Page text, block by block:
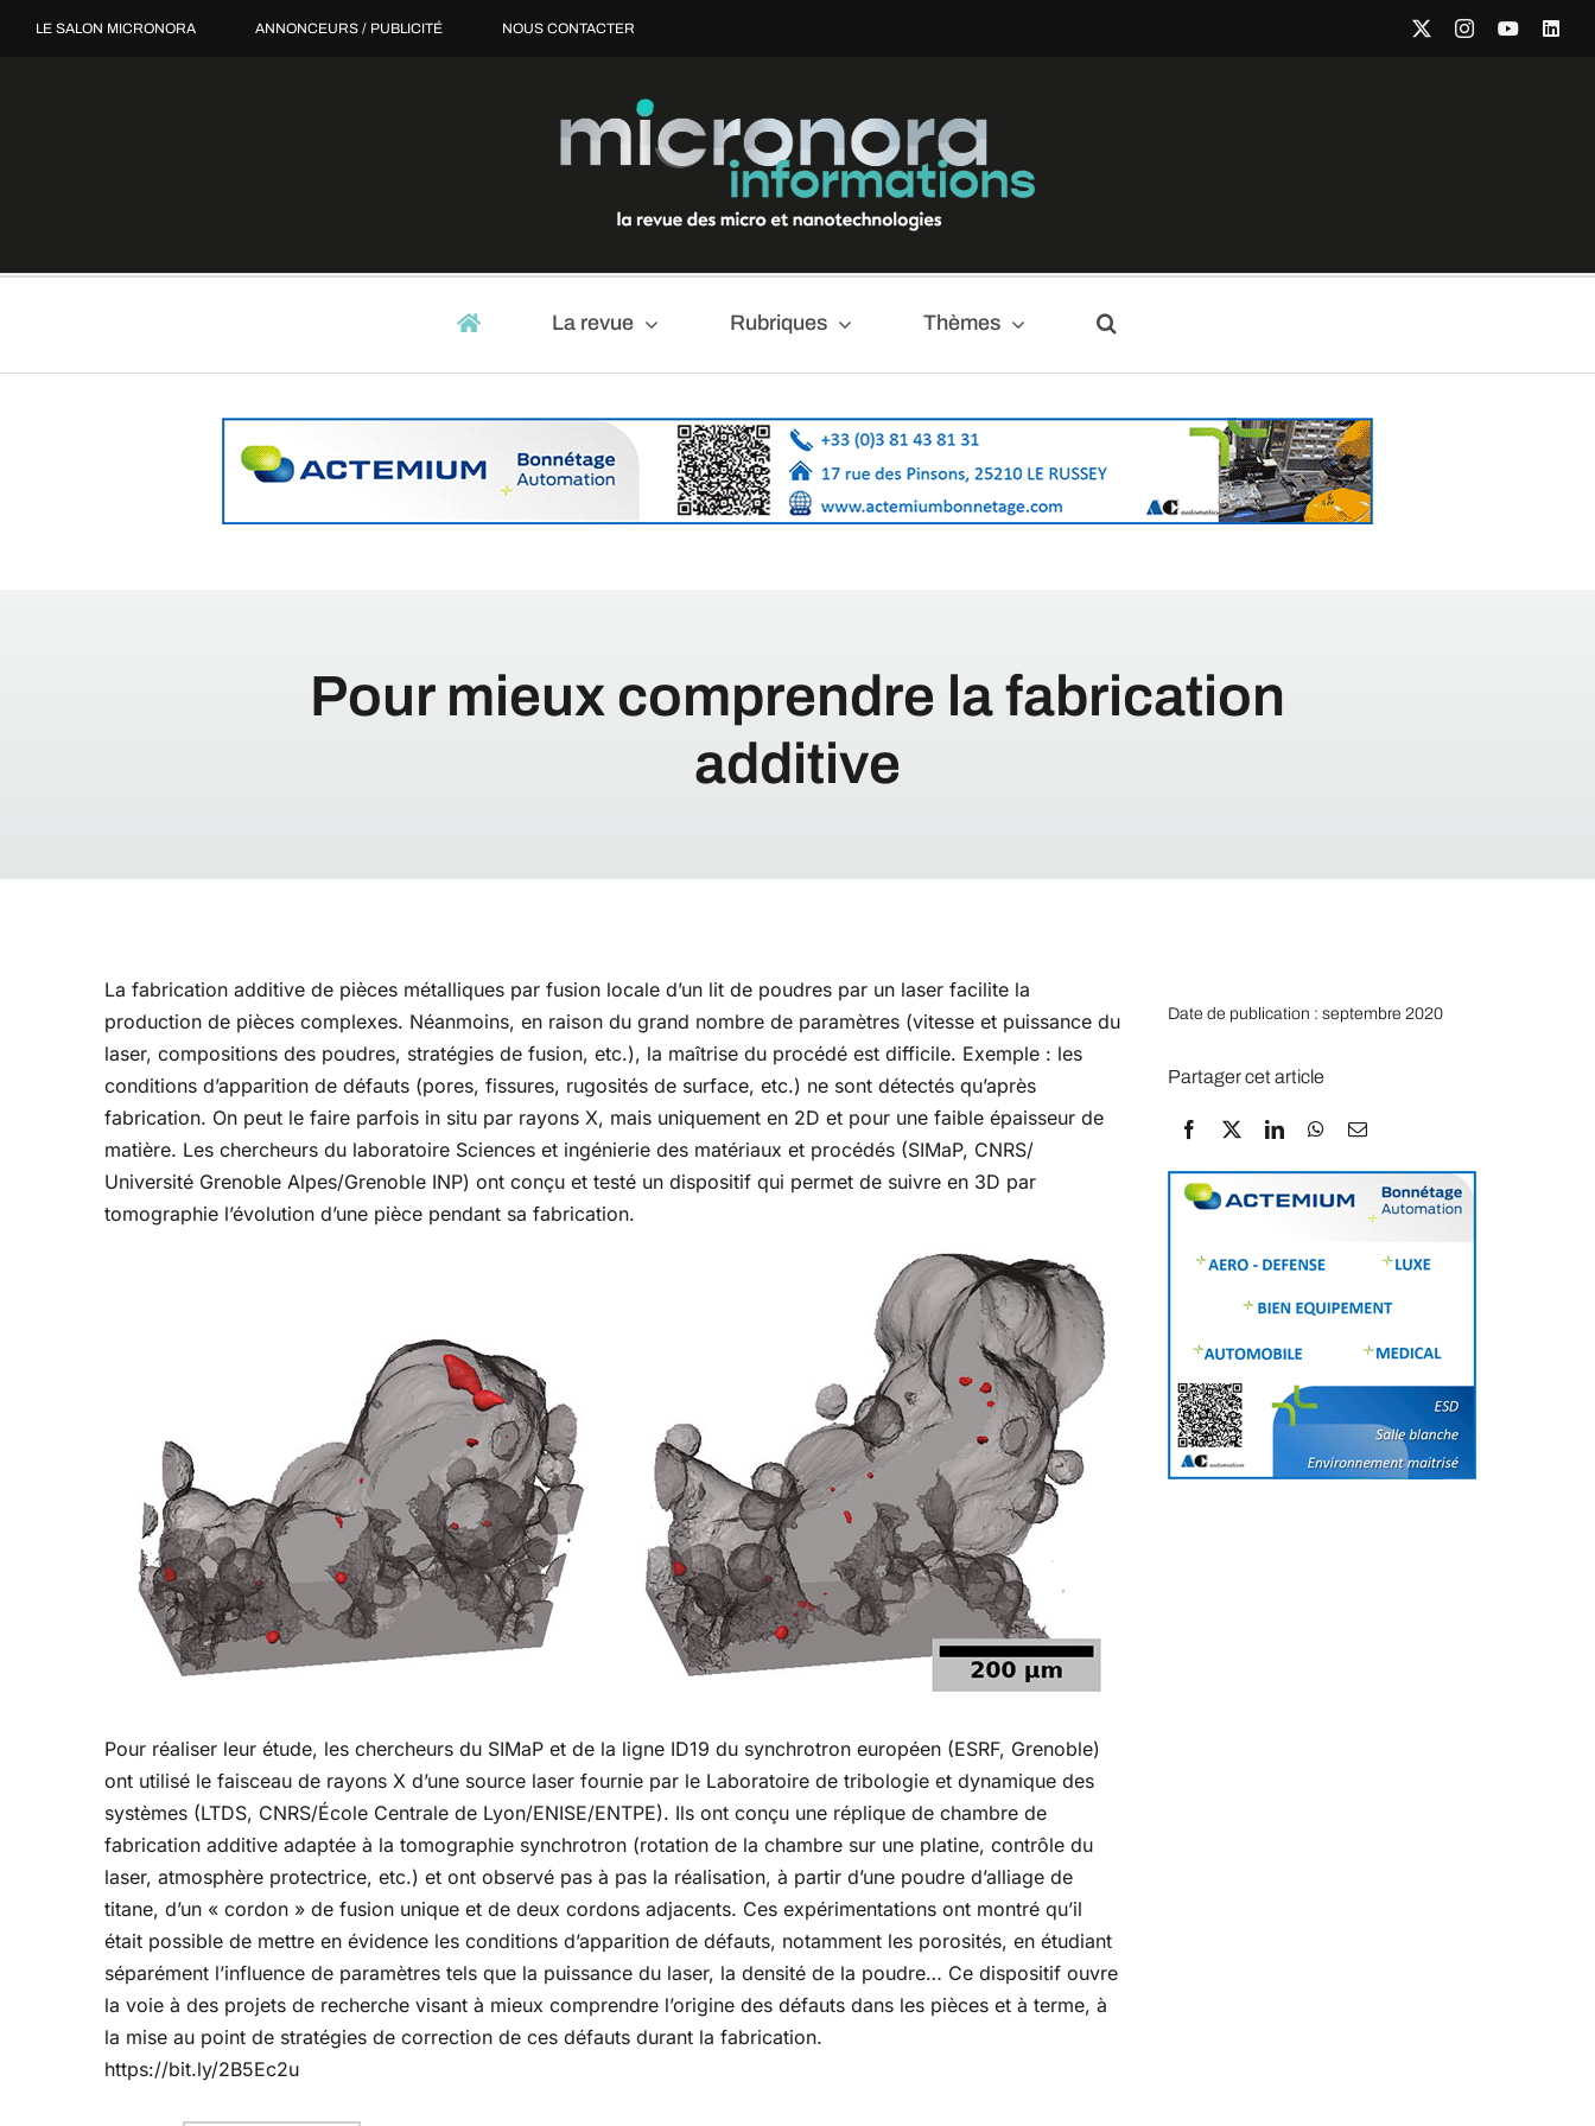
LE SALON MICRONORA ANNONCEURS / PUBLICITÉ NOUS CONTACTER
La revue Rubriques Thèmes
Pour mieux comprendre la fabrication
additive
La fabrication additive de pièces métalliques par fusion locale d’un lit de poudres par un laser facilite la
production de pièces complexes. Néanmoins, en raison du grand nombre de paramètres (vitesse et puissance du
laser, compositions des poudres, stratégies de fusion, etc.), la maîtrise du procédé est difficile. Exemple : les
conditions d’apparition de défauts (pores, fissures, rugosités de surface, etc.) ne sont détectés qu’après
fabrication. On peut le faire parfois in situ par rayons X, mais uniquement en 2D et pour une faible épaisseur de
matière. Les chercheurs du laboratoire Sciences et ingénierie des matériaux et procédés (SIMaP, CNRS/
Université Grenoble Alpes/Grenoble INP) ont conçu et testé un dispositif qui permet de suivre en 3D par
tomographie l’évolution d’une pièce pendant sa fabrication.
Pour réaliser leur étude, les chercheurs du SIMaP et de la ligne ID19 du synchrotron européen (ESRF, Grenoble)
ont utilisé le faisceau de rayons X d’une source laser fournie par le Laboratoire de tribologie et dynamique des
systèmes (LTDS, CNRS/École Centrale de Lyon/ENISE/ENTPE). Ils ont conçu une réplique de chambre de
fabrication additive adaptée à la tomographie synchrotron (rotation de la chambre sur une platine, contrôle du
laser, atmosphère protectrice, etc.) et ont observé pas à pas la réalisation, à partir d’une poudre d’alliage de
titane, d’un « cordon » de fusion unique et de deux cordons adjacents. Ces expérimentations ont montré qu’il
était possible de mettre en évidence les conditions d’apparition de défauts, notamment les porosités, en étudiant
séparément l’influence de paramètres tels que la puissance du laser, la densité de la poudre… Ce dispositif ouvre
la voie à des projets de recherche visant à mieux comprendre l’origine des défauts dans les pièces et à terme, à
la mise au point de stratégies de correction de ces défauts durant la fabrication.
https://bit.ly/2B5Ec2u
Date de publication : septembre 2020
Partager cet article